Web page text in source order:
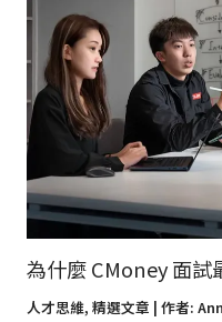
為什麼 CMoney 面試
人才思維, 精選文章 | 作者: